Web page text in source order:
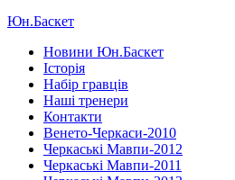
Юн.Баскет
Новини Юн.Баскет
Історія
Набір гравців
Наші тренери
Контакти
Венето-Черкаси-2010
Черкаські Мавпи-2012
Черкаські Мавпи-2011